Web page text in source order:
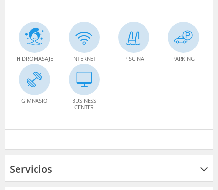
HIDROMASAJE INTERNET PISCINA PARKING
GIMNASIO
BUSINESS
CENTER
Servicios